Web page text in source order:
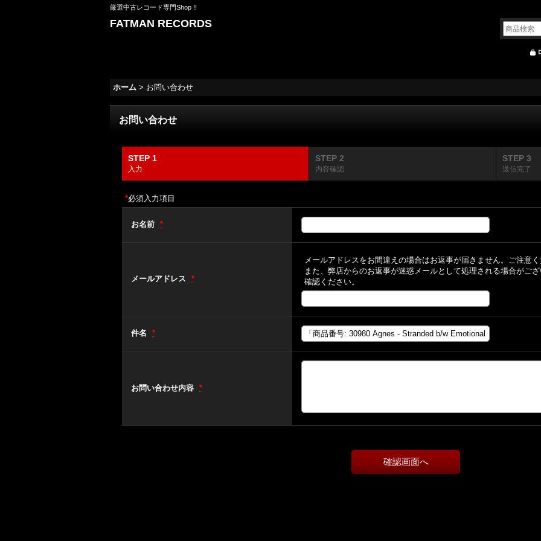
厳選中古レコード専門Shop !!
FATMAN RECORDS
ホーム > お問い合わせ
お問い合わせ
STEP 1
入力
STEP 2
内容確認
STEP 3
送信完了
*必須入力項目
お名前 *
メールアドレス *
メールアドレスをお間違えの場合はお返事が届きません。ご注意く
また、弊店からのお返事が迷惑メールとして処理される場合がご
確認ください。
件名 *
お問い合わせ内容 *